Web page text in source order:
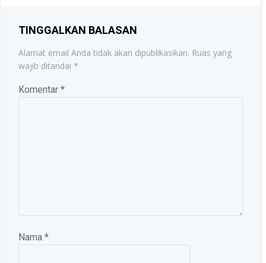
TINGGALKAN BALASAN
Alamat email Anda tidak akan dipublikasikan. Ruas yang
wajib ditandai *
Komentar *
Nama *